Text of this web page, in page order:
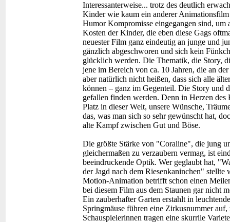
Interessanterweise... trotz des deutlich
Kinder wie kaum ein anderer Animationsfilm
Humor Kompromisse eingegangen sind, um
Kosten der Kinder, die eben diese Gags
neuester Film ganz eindeutig an junge und
gänzlich abgeschworen und sich kein
glücklich werden. Die Thematik, die Story,
jene im Bereich von ca. 10 Jahren, die an
aber natürlich nicht heißen, dass sich alle
können – ganz im Gegenteil. Die Story und
gefallen finden werden. Denn in Herzen des
Platz in dieser Welt, unsere Wünsche,
das, was man sich so sehr gewünscht hat,
alte Kampf zwischen Gut und Böse.
Die größte Stärke von "Coraline", die jung
gleichermaßen zu verzaubern vermag, ist
beeindruckende Optik. Wer geglaubt hat,
der Jagd nach dem Riesenkaninchen" stellte
Motion-Animation betrifft schon einen
bei diesem Film aus dem Staunen gar nicht
Ein zauberhafter Garten erstahlt in
Springmäuse führen eine Zirkusnummer auf,
Schauspielerinnen tragen eine skurrile